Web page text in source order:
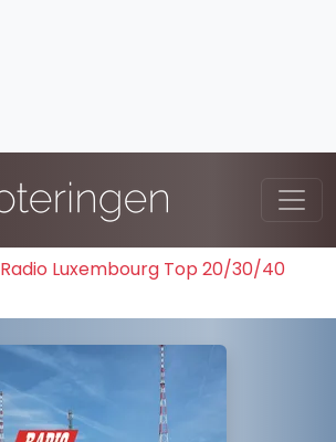
Radio Luxembourg Top 20/30/40